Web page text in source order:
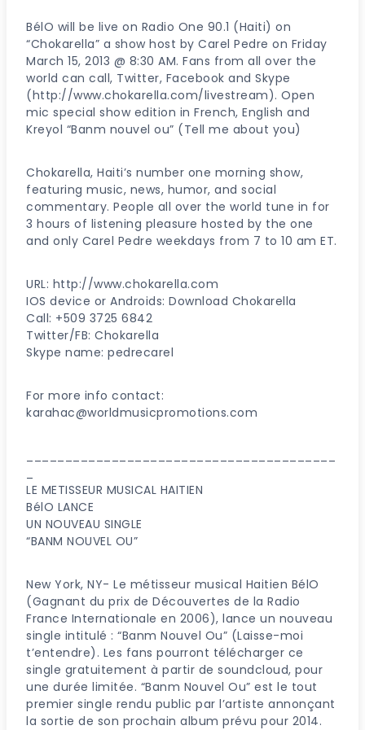
BélO will be live on Radio One 90.1 (Haiti) on
“Chokarella” a show host by Carel Pedre on Friday
March 15, 2013 @ 8:30 AM. Fans from all over the
world can call, Twitter, Facebook and Skype
(http://www.chokarella.com/livestream). Open
mic special show edition in French, English and
Kreyol “Banm nouvel ou” (Tell me about you)
Chokarella, Haiti’s number one morning show,
featuring music, news, humor, and social
commentary. People all over the world tune in for
3 hours of listening pleasure hosted by the one
and only Carel Pedre weekdays from 7 to 10 am ET.
URL: http://www.chokarella.com
IOS device or Androids: Download Chokarella
Call: +509 3725 6842
Twitter/FB: Chokarella
Skype name: pedrecarel
For more info contact:
karahac@worldmusicpromotions.com
LE METISSEUR MUSICAL HAITIEN
BélO LANCE
UN NOUVEAU SINGLE
“BANM NOUVEL OU”
New York, NY- Le métisseur musical Haitien BélO
(Gagnant du prix de Découvertes de la Radio
France Internationale en 2006), lance un nouveau
single intitulé : “Banm Nouvel Ou” (Laisse-moi
t’entendre). Les fans pourront télécharger ce
single gratuitement à partir de soundcloud, pour
une durée limitée. “Banm Nouvel Ou” est le tout
premier single rendu public par l’artiste annonçant
la sortie de son prochain album prévu pour 2014.